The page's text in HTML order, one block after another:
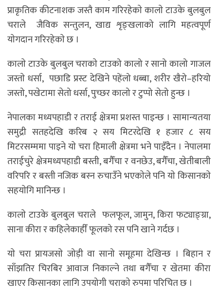
प्राकृतिक कीटनाशक जस्तै काम गरिरहेकाे कालाे टाउके बुलबुल
चराले जैविक सन्तुलन, खाद्य शृङ्खलाको लागि महत्वपूर्ण
याेगदान गरिरहेकाे छ ।
कालाे टाउके बुलबुल चराकाे टाउको कालो र सानो कालो गाजल
जस्ताे धर्सा, पछाडि प्रस्ट देखिने पहेंलो धब्बा, शरीर खैरो–हरियो
जस्तो, पखेटामा सेतो धर्सा, पुच्छर कालो र टुप्पो सेतो हुन्छ ।
नेपालका मध्यपहाडी र तराई क्षेत्रमा प्रशस्त पाइन्छ । सामान्यतया
समुद्री सतहदेखि करिब २ सय मिटरदेखि १ हजार ८ सय
मिटरसम्ममा पाइने याे चरा हिमाली क्षेत्रमा भने पाइँदैन । नेपालमा
तराईचुरे क्षेत्रमध्यपहाडी बस्ती, बगैँचा र वनछेउ, बगैँचा, खेतीबाली
वरिपरि र बस्ती नजिक बस्न रुचाउँने भएकाेले पनि याे किसानकाे
सहयाेगि मानिन्छ ।
कालाे टाउके बुलबुल चराले फलफूल, जामुन, किरा फट्याङ्ग्रा,
साना कीरा र कहिलेकाहीँ फूलको रस पनि खाने गर्दछ ।
याे चरा प्रायजसाे जोड़ी वा सानो समूहमा देखिन्छ । बिहान र
साँझतिर चिरबिर आवाज निकाल्ने तथा बगैँचा र खेतमा कीरा
खाएर किसानका लागि उपयोगी चराकाे रुपमा परिचित छ ।